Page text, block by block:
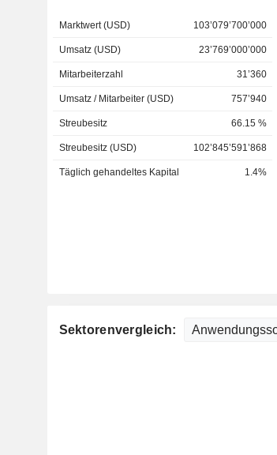
Marktwert (USD) 103’079’700’000
Umsatz (USD) 23’769’000’000
Mitarbeiterzahl 31’360
Umsatz / Mitarbeiter (USD) 757’940
Streubesitz 66.15 %
Streubesitz (USD) 102’845’591’868
Täglich gehandeltes Kapital 1.4%
Sektorenvergleich: